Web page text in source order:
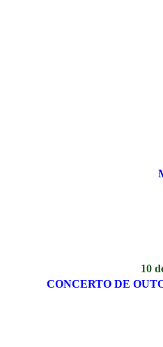
10
CONCERTO DE